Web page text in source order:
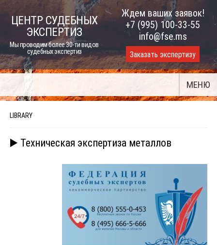
Skip
ЦЕНТР СУДЕБНЫХ
ЭКСПЕРТИЗ
Мы проводим более 30-ти видов
судебных экспертиз
Ждем ваших заявок!
+7 (995) 100-33-55
info@fse.ms
Заказать экспертизу
МЕНЮ
LIBRARY
▶️ Техническая экспертиза металлов